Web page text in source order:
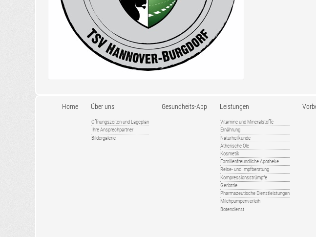
Home Über uns
Öffnungszeiten und Lageplan
Ihre Ansprechpartner
Bildergalerie
Gesundheits-App Leistungen
Vitamine und Mineralstoffe
Ernährung
Naturheilkunde
Ätherische Öle
Kosmetik
Familienfreundliche Apotheke
Reise- und Impfberatung
Kompressionsstrümpfe
Geriatrie
Pharmazeutische Dienstleistungen
Milchpumpenverleih
Botendienst